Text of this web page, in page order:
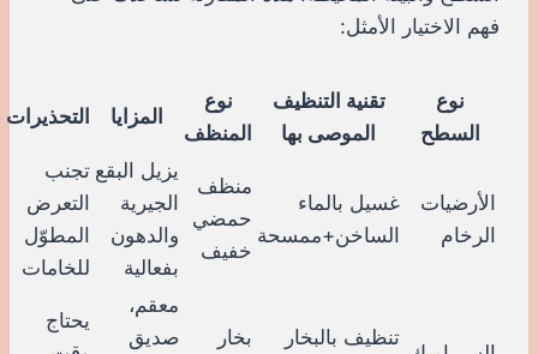
فهم الاختيار الأمثل:
نوع
السطح
تقنية التنظيف
الموصى بها
نوع
المنظف
المزايا التحذيرات
الأرضيات
الرخام
غسيل بالماء
الساخن+ممسحة
منظف
حمضي
خفيف
يزيل البقع
الجيرية
والدهون
بفعالية
تجنب
التعرض
المطوّل
للخامات
تنظيف بالبخار بخار
معقم،
صديق
يحتاج